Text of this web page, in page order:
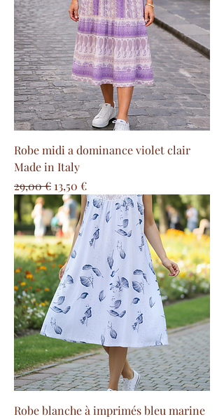
Robe midi a dominance violet clair
Made in Italy
Prix original
29,00 € Prix promotionnel
13,50 €
Robe blanche à imprimés bleu marine